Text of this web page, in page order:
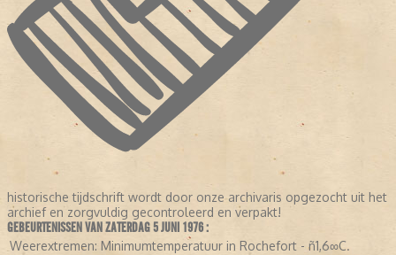
historische tijdschrift wordt door onze archivaris opgezocht uit het
archief en zorgvuldig gecontroleerd en verpakt!
GEBEURTENISSEN VAN ZATERDAG 5 JUNI 1976 :
Weerextremen: Minimumtemperatuur in Rochefort - ñ1,6∞C.